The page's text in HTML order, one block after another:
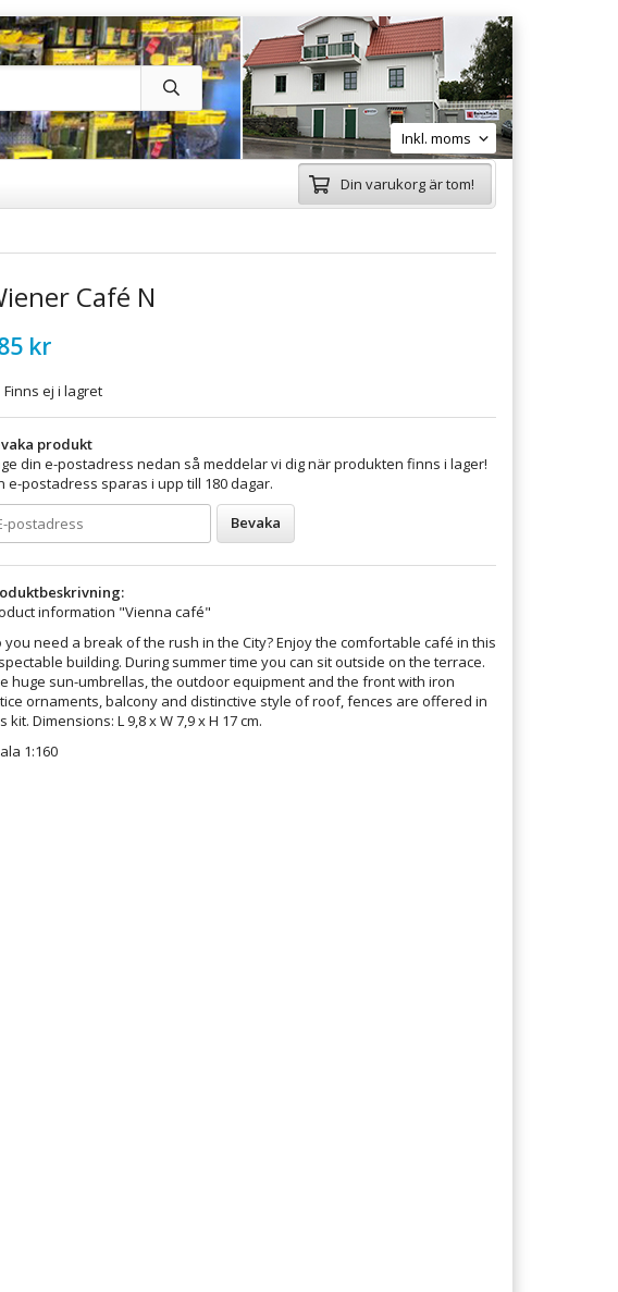
Din varukorg är tom!
Café N
kr
Finns ej i lagret
produkt
din e-postadress nedan så meddelar vi dig när produkten finns i lager!
e-postadress sparas i upp till 180 dagar.
Bevaka
information "Vienna café"
you need a break of the rush in the City? Enjoy the comfortable café in this
building. During summer time you can sit outside on the terrace.
huge sun-umbrellas, the outdoor equipment and the front with iron
ornaments, balcony and distinctive style of roof, fences are offered in
kit. Dimensions: L 9,8 x W 7,9 x H 17 cm.
1:160